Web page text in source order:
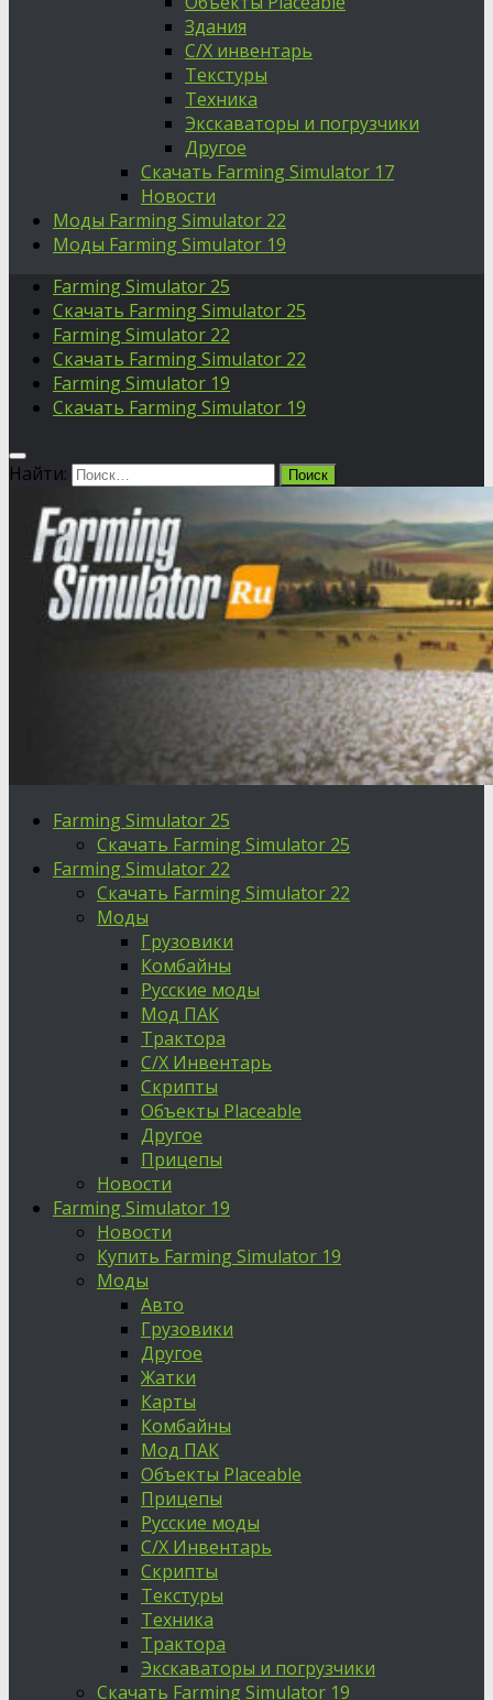
Здания
С/Х инвентарь
Текстуры
Техника
Экскаваторы и погрузчики
Другое
Скачать Farming Simulator 17
Новости
Моды Farming Simulator 22
Моды Farming Simulator 19
Farming Simulator 25
Скачать Farming Simulator 25
Farming Simulator 22
Скачать Farming Simulator 22
Farming Simulator 19
Скачать Farming Simulator 19
Найти:
Farming Simulator 25
Скачать Farming Simulator 25
Farming Simulator 22
Скачать Farming Simulator 22
Моды
Грузовики
Комбайны
Русские моды
Мод ПАК
Трактора
С/Х Инвентарь
Скрипты
Объекты Placeable
Другое
Прицепы
Новости
Farming Simulator 19
Новости
Купить Farming Simulator 19
Моды
Авто
Грузовики
Другое
Жатки
Карты
Комбайны
Мод ПАК
Объекты Placeable
Прицепы
Русские моды
С/Х Инвентарь
Скрипты
Текстуры
Техника
Трактора
Экскаваторы и погрузчики
Скачать Farming Simulator 19